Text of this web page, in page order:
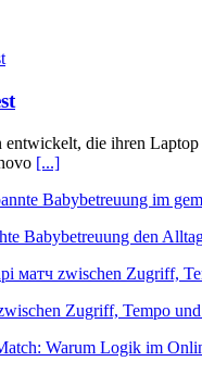
die ihren
[...]
Babybetreuung den
Zugriff, Tempo